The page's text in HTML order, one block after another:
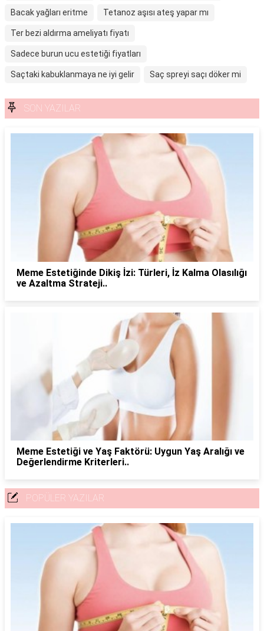
Bacak yağları eritme Tetanoz aşısı ateş yapar mı
Ter bezi aldırma ameliyatı fiyatı
Sadece burun ucu estetiği fiyatları
Saçtaki kabuklanmaya ne iyi gelir Saç spreyi saçı döker mi
SON YAZILAR
Meme Estetiğinde Dikiş İzi: Türleri, İz Kalma Olasılığı
ve Azaltma Strateji..
Meme Estetiği ve Yaş Faktörü: Uygun Yaş Aralığı ve
Değerlendirme Kriterleri..
POPÜLER YAZILAR